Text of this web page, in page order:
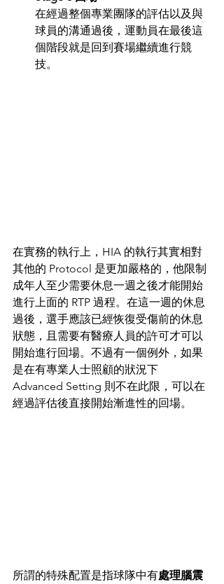
在經過整個專業團隊的評估以及與
球員的溝通過後，運動員在最後這
個階段就是回到賽場繼續進行競
技。
在實務的執行上，HIA 的執行其實相對
其他的 Protocol 是更加嚴格的，他限制
成年人至少需要休息一週之後才能開始
進行上面的 RTP 過程。在這一週的休息
過後，選手應該已經恢復受傷前的休息
狀態，且需要有醫療人員的許可才可以
開始進行回場。不過有一個例外，如果
是在有專業人士照顧的狀況下
Advanced Setting 則不在此限，可以在
經過評估後直接開始漸進性的回場。
所謂的特殊配置是指球隊中有處理腦震